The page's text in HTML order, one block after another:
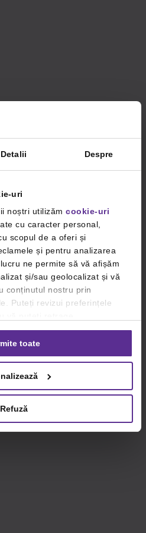
Detalii Despre
uri
noștri utilizăm cookie-uri
cu caracter personal,
scopul de a oferi și
și pentru analizarea
ne permite să vă afișăm
și/sau geolocalizat și vă
conținutul nostru prin
Puteți revizui preferințele
click pe linkul către
cookie.Detalii
toate
Refuză